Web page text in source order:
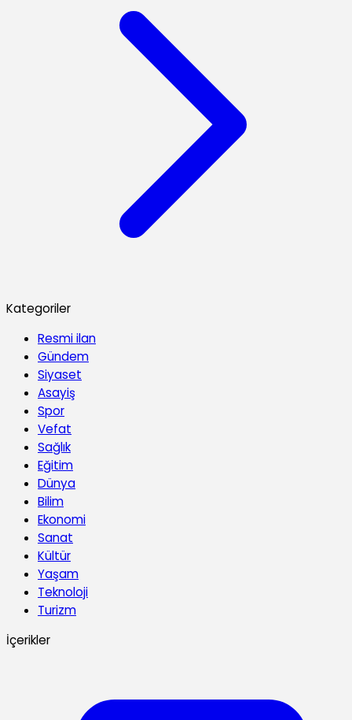
Kategoriler
Resmi ilan
Gündem
Siyaset
Asayiş
Spor
Vefat
Sağlık
Eğitim
Dünya
Bilim
Ekonomi
Sanat
Kültür
Yaşam
Teknoloji
Turizm
İçerikler